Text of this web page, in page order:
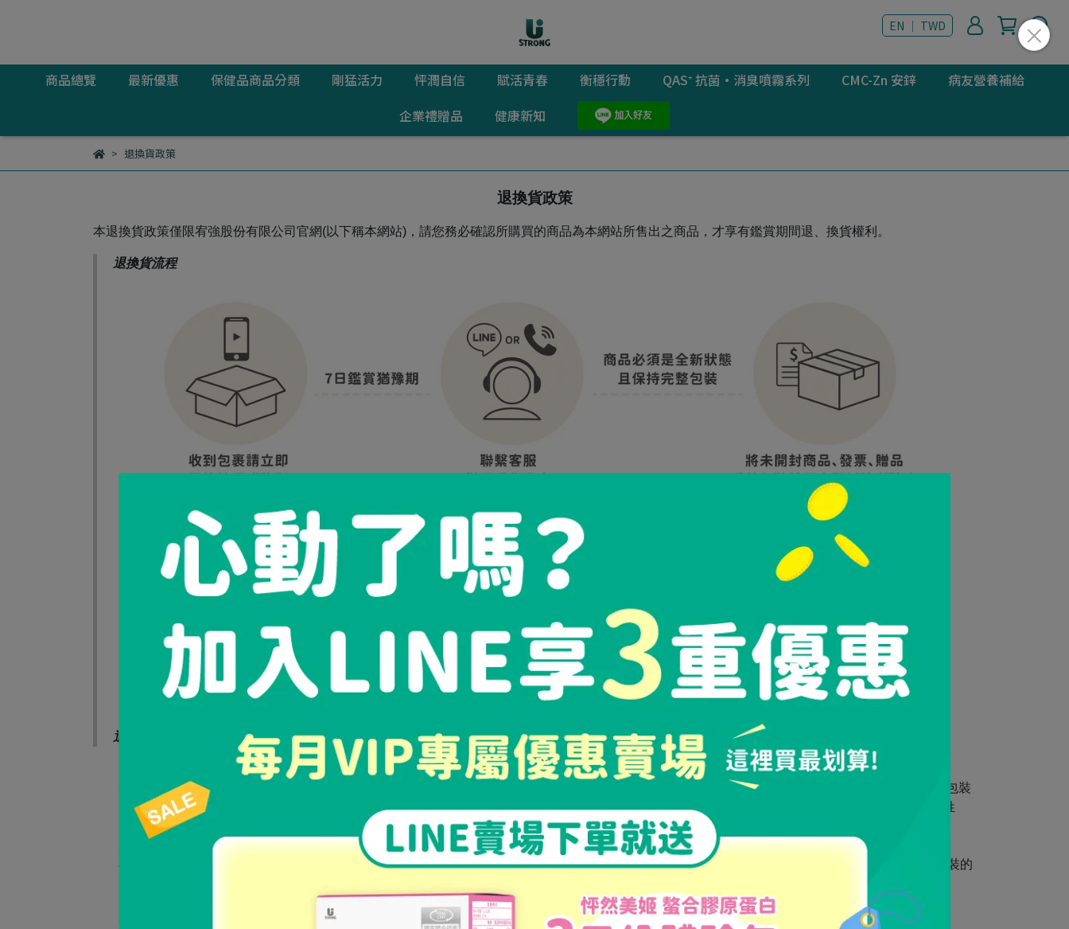
EN ｜ TWD
商品總覽 最新優惠 保健品商品分類 剛猛活力 怦潤自信 賦活青春 衡穩行動 QAS⁺ 抗菌·消臭噴霧系列 CMC-Zn 安鋅
病友營養補給
企業禮贈品
健康新知
退換貨政策
退換貨政策
本退換貨政策僅限宥強股份有限公司官網(以下稱本網站)，請您務必確認所購買的商品為本網站所售出之商品，才享有鑑賞期間退、換貨權利。
退換貨流程
退換貨須知
本網站全站購物皆享有依台灣消費者保護法所訂定之7日鑑賞期猶豫期(含假日)之權益。
若收到的商品有任何問題，請先拍照留存，請勿拆開使用，並將完整商品、配件、內外包裝與贈品一併放入原宅配紙箱（袋）中，切勿直接於原廠包裝
上黏貼紙張或書寫文字，致電客服專線：0800-777-628(週一至週五9:30-18:00，午休11:45-13:00)，或是傳訊
，告知訂單編號及訂購姓
名、退換貨原因及照片等資料以辦理退貨事宜 （退回商品必須是全新狀態且保持完整包裝）以申請退換貨。
本網站每筆訂單僅限一次退換貨，退貨僅限該筆訂單完全退貨，不可部分或單獨退貨
鑑賞期非試用期，7日鑑賞期是根據消費者保護法規定，客戶（含本人、親友或管理員等），在簽收商品後起算7日，在商品保持全新狀能且完整包裝的
網頁商品會因為不同品牌螢幕以及受於解析度不同，造成圖片顏色呈現略有不同，商品以實際商品顏色為準。
若有以下情形者，將無法接受退換貨：